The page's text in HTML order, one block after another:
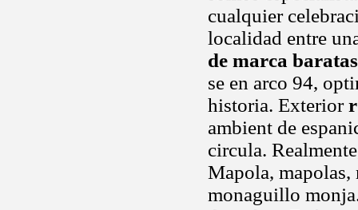
cualquier
localidad entre
de marca baratas
se en arco 94,
historia. Exterior
ambient de
circula.
Mapola, mapolas,
monaguillo